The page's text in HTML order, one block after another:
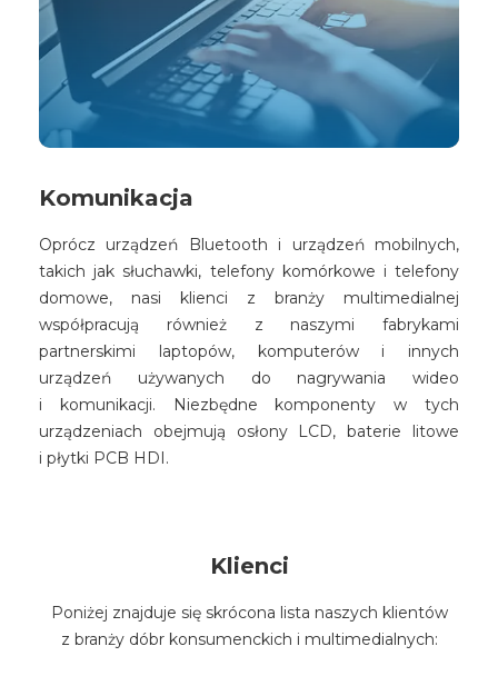
Komunikacja
Oprócz urządzeń Bluetooth i urządzeń mobilnych,
takich jak słuchawki, telefony komórkowe i telefony
domowe, nasi klienci z branży multimedialnej
współpracują również z naszymi fabrykami
partnerskimi laptopów, komputerów i innych
urządzeń używanych do nagrywania wideo
i komunikacji. Niezbędne komponenty w tych
urządzeniach obejmują osłony LCD, baterie litowe
i płytki PCB HDI.
Klienci
Poniżej znajduje się skrócona lista naszych klientów
z branży dóbr konsumenckich i multimedialnych: